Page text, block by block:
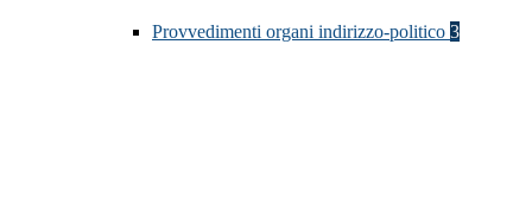
Provvedimenti organi indirizzo-politico 3